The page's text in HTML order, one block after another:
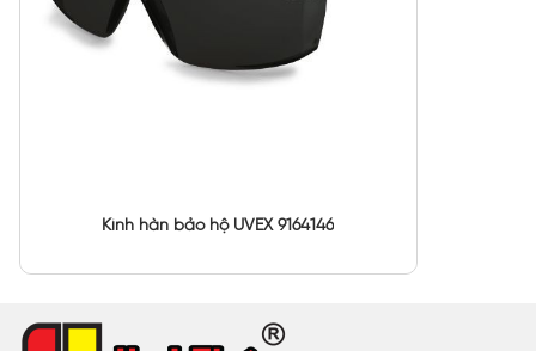
Kính hàn bảo hộ UVEX 9164146